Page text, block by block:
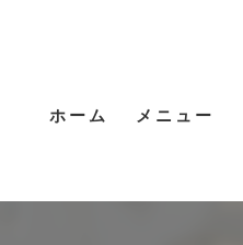
ホーム メニュー